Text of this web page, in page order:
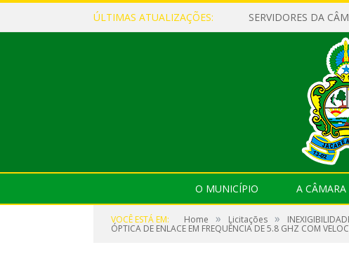
ÚLTIMAS ATUALIZAÇÕES:
O MUNICÍPIO A CÂMARA
VOCÊ ESTÁ EM: Home » Licitações »
ÓPTICA DE ENLACE EM FREQUÊNCIA DE 5.8 GHZ COM